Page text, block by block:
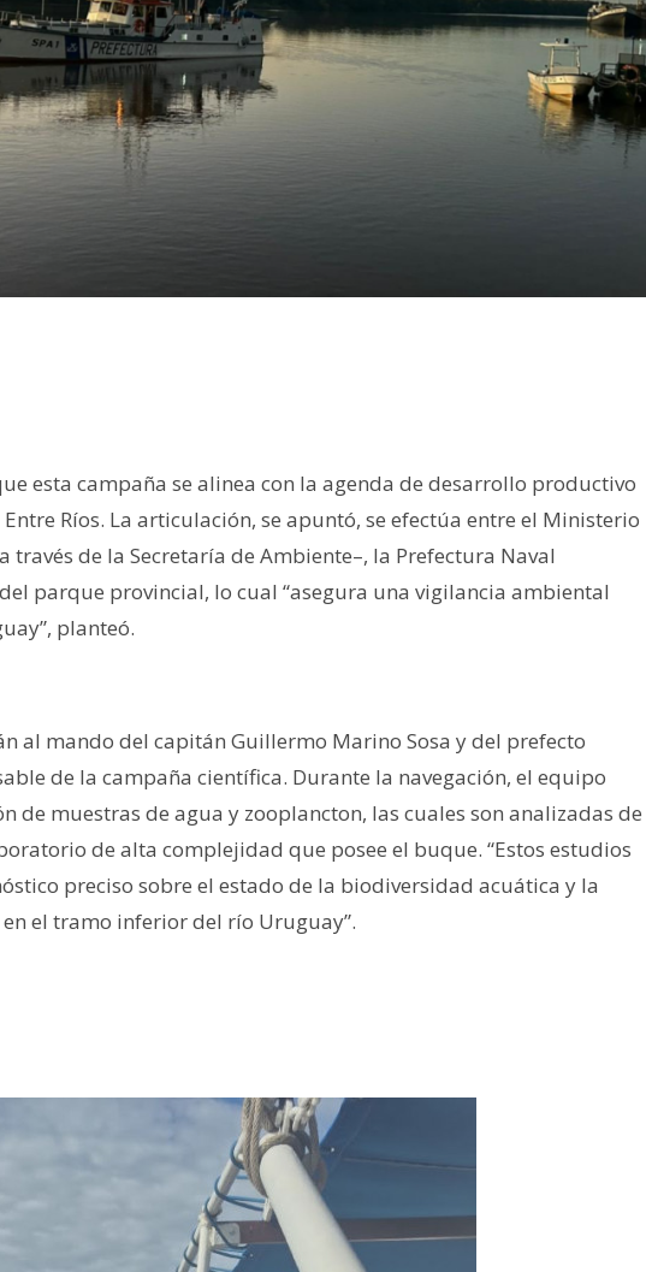
esta campaña se alinea con la agenda de desarrollo productivo
Ríos. La articulación, se apuntó, se efectúa entre el Ministerio
través de la Secretaría de Ambiente–, la Prefectura Naval
parque provincial, lo cual “asegura una vigilancia ambiental
planteó.
al mando del capitán Guillermo Marino Sosa y del prefecto
de la campaña científica. Durante la navegación, el equipo
de muestras de agua y zooplancton, las cuales son analizadas de
de alta complejidad que posee el buque. “Estos estudios
preciso sobre el estado de la biodiversidad acuática y la
el tramo inferior del río Uruguay”.